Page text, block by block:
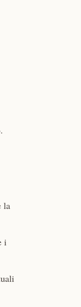
la
i